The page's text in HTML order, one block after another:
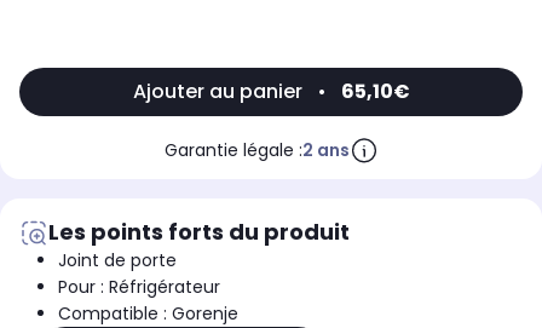
Ajouter au panier • 65,10€
Garantie légale :2 ans
Les points forts du produit
Joint de porte
Pour : Réfrigérateur
Compatible : Gorenje